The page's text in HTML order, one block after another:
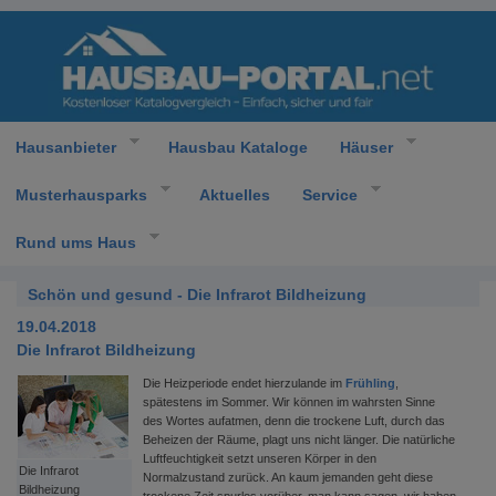
Hausanbieter Hausbau Kataloge Häuser
Musterhausparks Aktuelles Service
Rund ums Haus
Schön und gesund - Die Infrarot Bildheizung
19.04.2018
Die Infrarot Bildheizung
Die Infrarot
Bildheizung
Die Heizperiode endet hierzulande im Frühling
spätestens im Sommer. Wir können im wahrsten Sinne
des Wortes aufatmen, denn die trockene Luft, durch das
Beheizen der Räume, plagt uns nicht länger. Die natürliche
Luftfeuchtigkeit setzt unseren Körper in den
Normalzustand zurück. An kaum jemanden geht diese